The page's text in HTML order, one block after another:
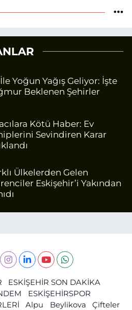
Yoğun Yağış Geliyor: İşte
Beklenen Şehirler
Kötü Haber: Ev
Sevindiren Karar
Ülkelerden Gelen
Eskişehir’i Yakından
ESKİŞEHİR SON DAKİKA
ESKİŞEHİRSPOR
Alpu Beylikova
Çifteler